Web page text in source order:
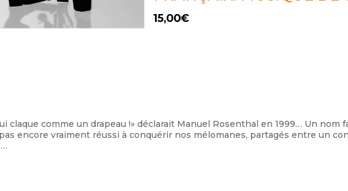
15,00€
claque comme un drapeau !» déclarait Manuel Rosenthal en 1999… Un
encore vraiment réussi à conquérir nos mélomanes, partagés entre un